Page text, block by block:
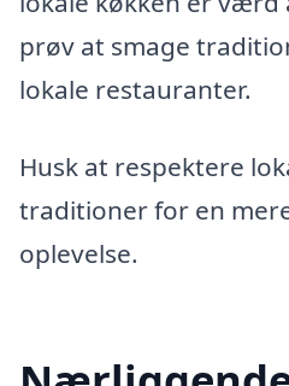
prøv at smage
lokale restauranter.
Husk at respektere
traditioner for en
oplevelse.